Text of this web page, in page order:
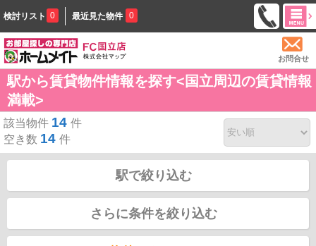
検討リスト 0 最近見た物件 0
お問合せ
駅から賃貸物件情報を探す<国立周辺の賃貸情報
満載>
該当物件 14 件
空き数 14 件
駅で絞り込む
さらに条件を絞り込む